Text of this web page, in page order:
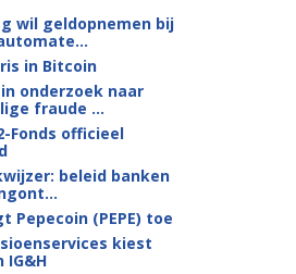
wil geldopnemen bij
in Bitcoin
onderzoek naar
fraude ...
Fonds officieel
beleid banken
Pepecoin (PEPE) toe
kiest
IG&H